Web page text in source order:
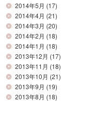
2014年5月 (17)
2014年4月 (21)
2014年3月 (20)
2014年2月 (18)
2014年1月 (18)
2013年12月 (17)
2013年11月 (18)
2013年10月 (21)
2013年9月 (19)
2013年8月 (18)